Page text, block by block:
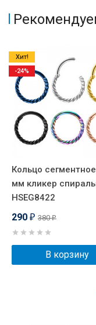
Кольцо
мм кликер
HSEG8422
290 ₽ 380₽
В корзину
Хит!
-24%